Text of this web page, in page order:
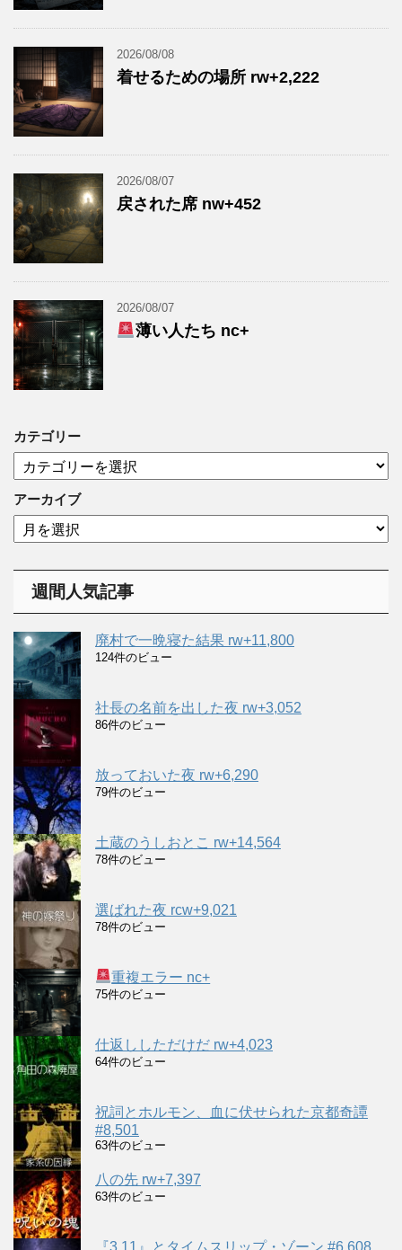
2026/08/08
着せるための場所 rw+2,222
2026/08/07
戻された席 nw+452
2026/08/07
薄い人たち nc+
カテゴリー
テ
ゴ
リ
ー
アーカイブ
ア
ー
週間人気記事
廃村で一晩寝た結果 rw+11,800
124件のビュー
社長の名前を出した夜 rw+3,052
86件のビュー
放っておいた夜 rw+6,290
79件のビュー
土蔵のうしおとこ rw+14,564
78件のビュー
選ばれた夜 rcw+9,021
78件のビュー
重複エラー nc+
75件のビュー
仕返ししただけだ rw+4,023
64件のビュー
祝詞とホルモン、血に伏せられた京都奇譚
#8,501
63件のビュー
八の先 rw+7,397
63件のビュー
『3.11』とタイムスリップ・ゾーン #6,608